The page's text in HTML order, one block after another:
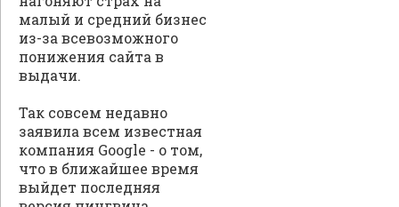
малый и средний бизнес
из-за всевозможного
понижения сайта в
выдачи.
Так совсем недавно
заявила всем известная
компания Google - о том,
что в ближайшее время
выйдет последняя